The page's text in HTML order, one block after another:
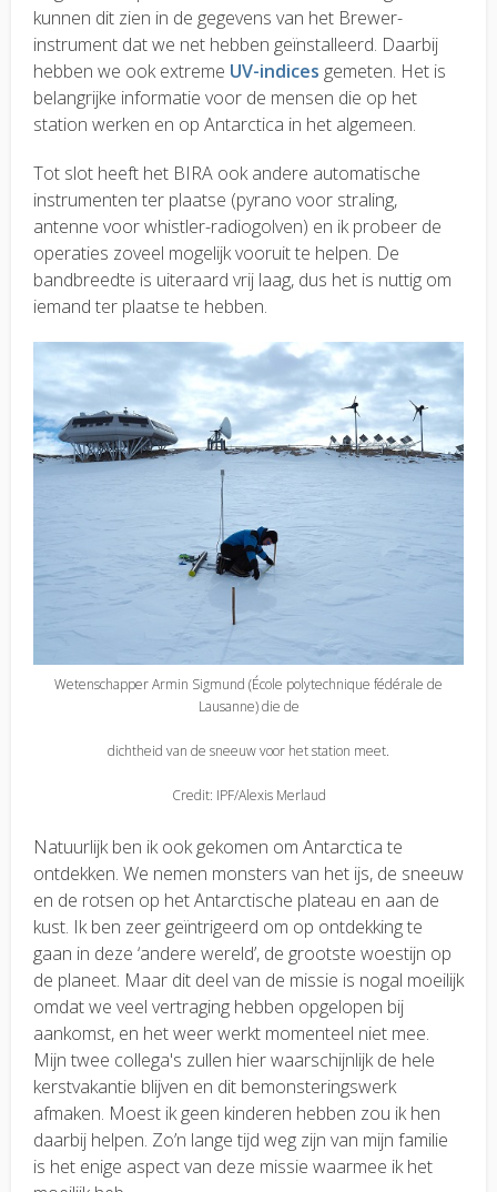
kunnen dit zien in de gegevens van het Brewer-
instrument dat we net hebben geïnstalleerd. Daarbij
hebben we ook extreme UV-indices gemeten. Het is
belangrijke informatie voor de mensen die op het
station werken en op Antarctica in het algemeen.
Tot slot heeft het BIRA ook andere automatische
instrumenten ter plaatse (pyrano voor straling,
antenne voor whistler-radiogolven) en ik probeer de
operaties zoveel mogelijk vooruit te helpen. De
bandbreedte is uiteraard vrij laag, dus het is nuttig om
iemand ter plaatse te hebben.
Wetenschapper Armin Sigmund (École polytechnique fédérale de
Lausanne) die de
dichtheid van de sneeuw voor het station meet.
Credit: IPF/Alexis Merlaud
Natuurlijk ben ik ook gekomen om Antarctica te
ontdekken. We nemen monsters van het ijs, de sneeuw
en de rotsen op het Antarctische plateau en aan de
kust. Ik ben zeer geïntrigeerd om op ontdekking te
gaan in deze ‘andere wereld’, de grootste woestijn op
de planeet. Maar dit deel van de missie is nogal moeilijk
omdat we veel vertraging hebben opgelopen bij
aankomst, en het weer werkt momenteel niet mee.
Mijn twee collega's zullen hier waarschijnlijk de hele
kerstvakantie blijven en dit bemonsteringswerk
afmaken. Moest ik geen kinderen hebben zou ik hen
daarbij helpen. Zo’n lange tijd weg zijn van mijn familie
is het enige aspect van deze missie waarmee ik het